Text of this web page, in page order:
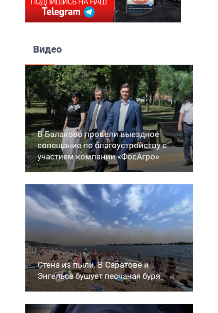
Видео
В Балаково провели выездное
совещание по благоустройству с
участием компании «ФосАгро»
Стена из пыли. В Саратове и
Энгельсе бушует песчаная буря